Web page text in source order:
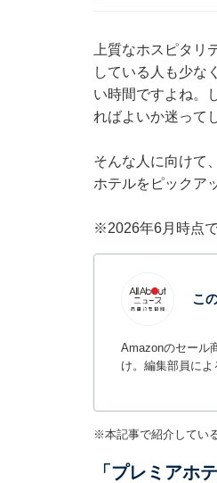
上質なホスピタ
している人も少な
い時間ですよね。
ればよいか迷って
そんな人に向けて
ホテルをピックア
※2026年6月時点
こ
Amazonのセール
け。編集部員に
※本記事で紹介してい
「プレミアホ